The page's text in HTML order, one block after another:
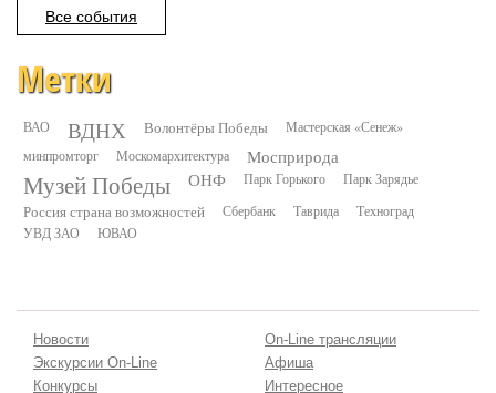
Все события
Метки
ВАО ВДНХ Волонтёры Победы
Мастерская «Сенеж»
минпромторг
Москомархитектура Мосприрода
Музей Победы ОНФ Парк Горького Парк Зарядье
Россия страна возможностей Сбербанк Таврида
Техноград
УВД ЗАО
ЮВАО
Новости
On-Line трансляции
Экскурсии On-Line
Афиша
Конкурсы
Интересное